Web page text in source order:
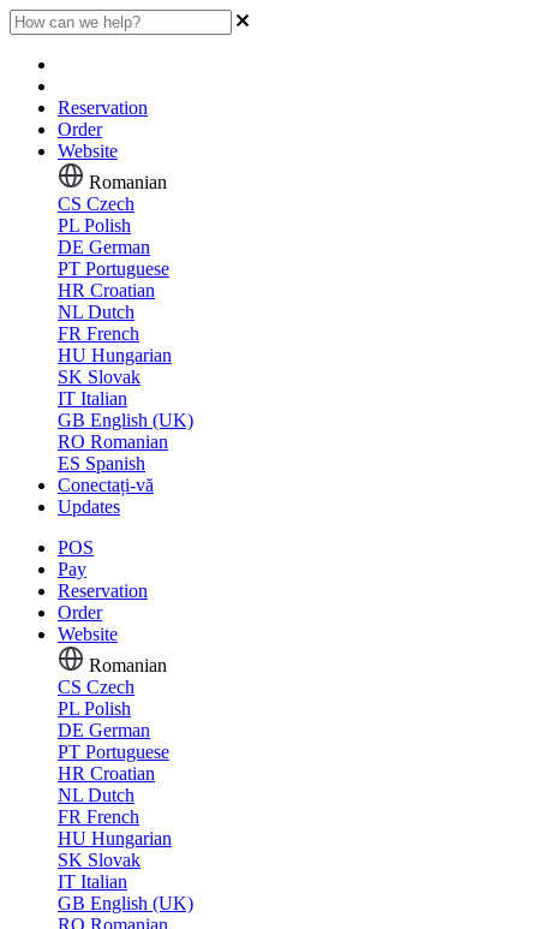
Reservation
Order
Website
Romanian
CS Czech
PL Polish
DE German
PT Portuguese
HR Croatian
NL Dutch
FR French
HU Hungarian
SK Slovak
IT Italian
GB English (UK)
RO Romanian
ES Spanish
Conectați-vă
Updates
POS
Pay
Reservation
Order
Website
Romanian
CS Czech
PL Polish
DE German
PT Portuguese
HR Croatian
NL Dutch
FR French
HU Hungarian
SK Slovak
IT Italian
GB English (UK)
RO Romanian